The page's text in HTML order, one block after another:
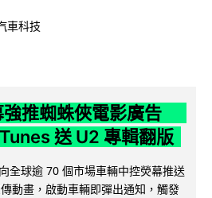
車科技
強推蜘蛛俠電影廣告
送 U2 專輯翻版
全球逾 70 個市場車輛中控熒幕推送
動畫，啟動車輛即彈出通知，觸發